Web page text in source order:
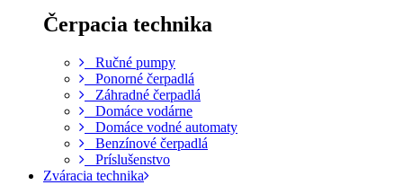
Čerpacia technika
Ručné pumpy
Ponorné čerpadlá
Záhradné čerpadlá
Domáce vodárne
Domáce vodné automaty
Benzínové čerpadlá
Príslušenstvo
Zváracia technika